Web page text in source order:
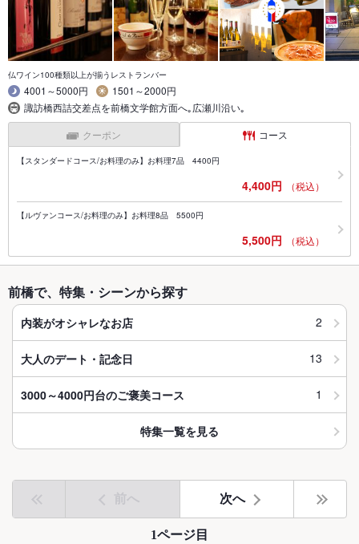
仏ワイン100種類以上が揃うレストランバー
4001～5000円
1501～2000円
諏訪橋西詰交差点を前橋文学館方面へ｡広瀬川沿い｡
クーポン コース
【スタンダードコース/お料理のみ】お料理7品 4400円
4,400円 （税込）
【ルヴァンコース/お料理のみ】お料理8品 5500円
5,500円 （税込）
前橋で、特集・シーンから探す
内装がオシャレなお店 2
大人のデート・記念日 13
3000～4000円台のご褒美コース 1
特集一覧を見る
前へ 次へ
1ページ目